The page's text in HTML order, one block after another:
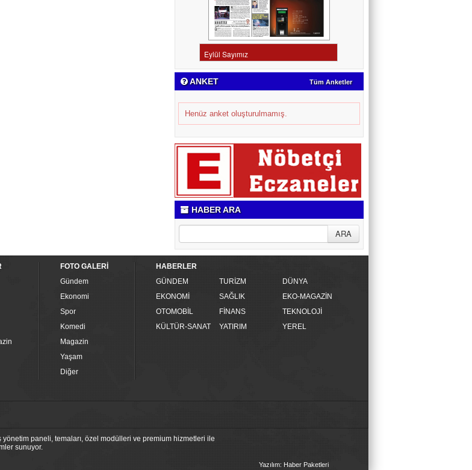
ANKET Tüm Anketler
Henüz anket oluşturulmamış.
HABER ARA
FOTO GALERİ
Gündem
Ekonomi
Spor
Komedi
Magazin
Yaşam
Diğer
HABERLER
GÜNDEM
TURİZM
DÜNYA
EKONOMİ
SAĞLIK
EKO-MAGAZİN
OTOMOBİL
FİNANS
TEKNOLOJİ
KÜLTÜR-SANAT
YATIRIM YEREL
yönetim paneli, temaları, özel modülleri ve premium hizmetleri ile
sunuyor.
Yazılım: Haber Paketleri